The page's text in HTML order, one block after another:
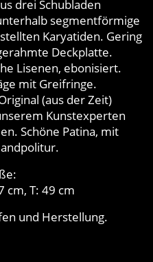
drei Schubladen
segmentförmige
Karyatiden. Gering
Deckplatte.
Lisenen, ebonisiert.
mit Greifringe.
(aus der Zeit)
Kunstexperten
Schöne Patina, mit
cm, T: 49 cm
und Herstellung.